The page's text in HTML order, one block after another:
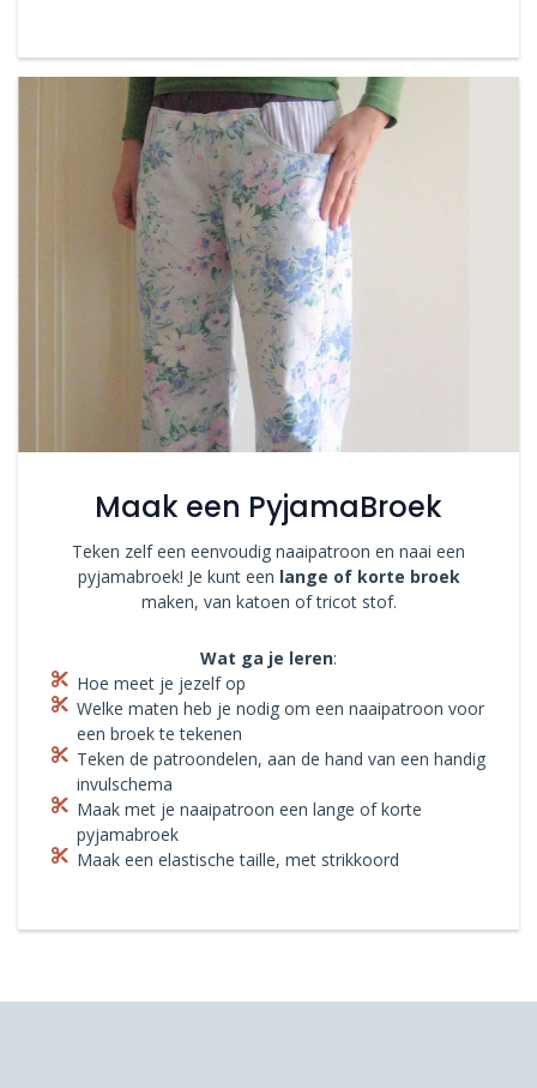
Maak een PyjamaBroek
Teken zelf een eenvoudig naaipatroon en naai een
pyjamabroek! Je kunt een lange of korte broek
maken, van katoen of tricot stof.
Wat ga je leren:
Hoe meet je jezelf op
Welke maten heb je nodig om een naaipatroon voor
een broek te tekenen
Teken de patroondelen, aan de hand van een handig
invulschema
Maak met je naaipatroon een lange of korte
pyjamabroek
Maak een elastische taille, met strikkoord